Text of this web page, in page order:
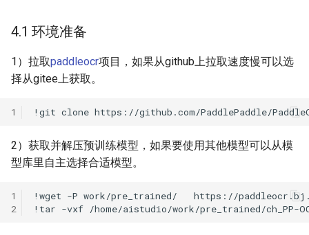
4.1 环境准备
1）拉取paddleocr项目，如果从github上拉取速度慢可以选
择从gitee上获取。
1 !git clone https://github.com/PaddlePaddle/
2）获取并解压预训练模型，如果要使用其他模型可以从模
型库里自主选择合适模型。
1
2
!wget -P work/pre_trained/
!tar -vxf /home/aistudio/work/pre_trained/